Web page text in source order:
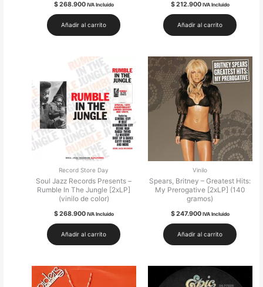
$268.900 IVA Incluido
Añadir al carrito
$212.900 IVA Incluido
Añadir al carrito
Record Store Day
Soul Jazz Records Presents –
Rumble In The Jungle [2xLP]
(vinilo de color)
$268.900 IVA Incluido
Añadir al carrito
Vinilo
Spears, Britney – Greatest Hits:
My Prerogative [2xLP] (140
gramos)
$247.900 IVA Incluido
Añadir al carrito